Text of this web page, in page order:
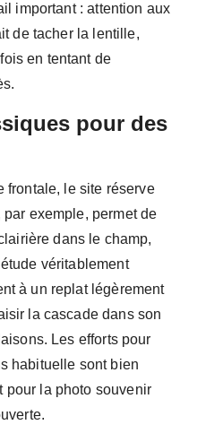
important : attention aux
de tacher la lentille,
en tentant de
pour des
frontale, le site réserve
exemple, permet de
dans le champ,
véritablement
à un replat légèrement
la cascade dans son
Les efforts pour
habituelle sont bien
pour la photo souvenir